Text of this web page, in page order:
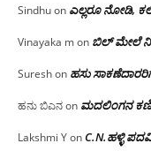
Sindhuon ಎಲ್ಲರೂ ನೋಡಿ,
Vinayaka mon ಬಿಲ್ ಮೇಲೆ
Sureshon ಹಸು
ಹನು ಬಿಎನon ಮದಲಿಂಗನ
Lakshmi YonC.N.ಹಳ್ಳಿ